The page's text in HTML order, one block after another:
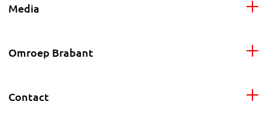
Media
Omroep Brabant
Contact